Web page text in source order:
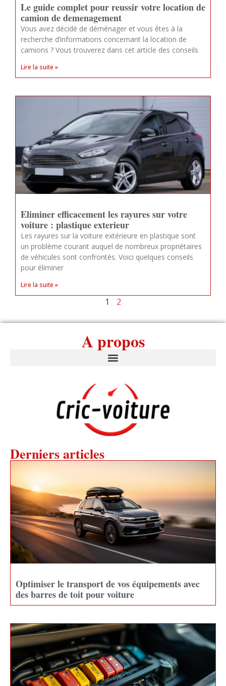
Le guide complet pour reussir votre location de
camion de demenagement
Vous avez décidé de déménager et vous êtes à la
recherche d’informations concernant la location de
camions ? Vous trouverez dans cet article des conseils
Lire la suite »
Eliminer efficacement les rayures sur votre
voiture : plastique exterieur
Les rayures sur la voiture extérieure en plastique sont
un problème courant auquel de nombreux propriétaires
de véhicules sont confrontés. Voici quelques conseils
pour éliminer
Lire la suite »
1 2
A propos
Derniers articles
Optimiser le transport de vos équipements avec
des barres de toit pour voiture